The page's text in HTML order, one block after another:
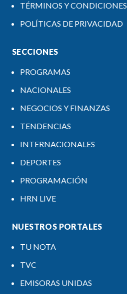
TÉRMINOS Y CONDICIONES
POLÍTICAS DE PRIVACIDAD
SECCIONES
PROGRAMAS
NACIONALES
NEGOCIOS Y FINANZAS
TENDENCIAS
INTERNACIONALES
DEPORTES
PROGRAMACIÓN
HRN LIVE
NUESTROS PORTALES
TU NOTA
TVC
EMISORAS UNIDAS